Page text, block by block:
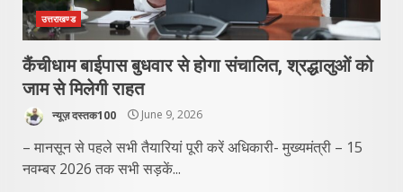
उत्तराखण्ड
कैंचीधाम बाईपास बुधवार से होगा संचालित, श्रद्धालुओं को
जाम से मिलेगी राहत
न्यूज़ दस्तक100 June 9, 2026
– मानसून से पहले सभी तैयारियां पूरी करें अधिकारी- मुख्यमंत्री – 15
नवम्बर 2026 तक सभी सड़कें...